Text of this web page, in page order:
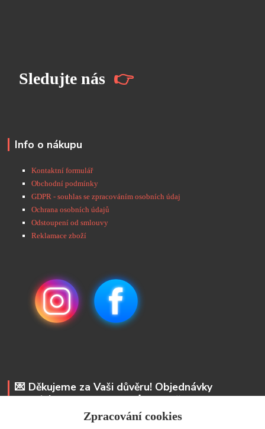
Sledujte nás 👉
Info o nákupu
Kontaktní formulář
Obchodní podmínky
GDPR - souhlas se zpracováním osobních údaj
Ochrana osobních údajů
Odstoupení od smlouvy
Reklamace zboží
💌 Děkujeme za Vaši důvěru! Objednávky
odesíláme do 48 hodin. 📩 Na vaše e-maily
odpovíme do 24 hodin.Zpracování cookies